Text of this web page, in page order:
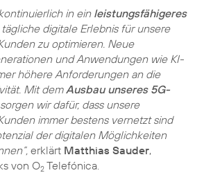
in ein leistungsfähigeres
digitale Erlebnis für unsere
zu optimieren. Neue
und Anwendungen wie KI-
höhere Anforderungen an die
Mit demAusbau unseres 5G-
wir dafür, dass unsere
immer bestens vernetzt sind
der digitalen Möglichkeiten
erklärt Matthias Sauder,
von O2 Telefónica.